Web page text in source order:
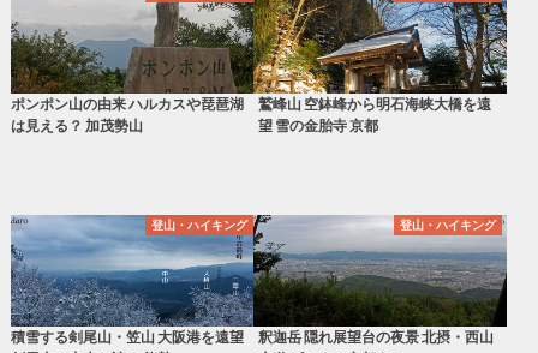
ポンポン山の由来 ハルカスや琵琶湖
は見える？ 加茂勢山
鷲峰山 空鉢峰から明石海峡大橋を遠
望 雪の金胎寺 京都
登山・ハイキング
積雪する剣尾山・笠山 大阪港を遠望
登山・ハイキング
釈迦岳 隠れ展望台の夜景 北摂・西山